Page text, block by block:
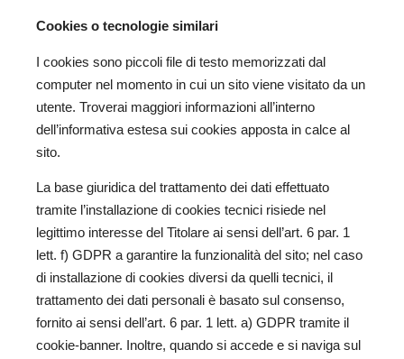
Cookies o tecnologie similari
I cookies sono piccoli file di testo memorizzati dal
computer nel momento in cui un sito viene visitato da un
utente. Troverai maggiori informazioni all’interno
dell’informativa estesa sui cookies apposta in calce al
sito.
La base giuridica del trattamento dei dati effettuato
tramite l’installazione di cookies tecnici risiede nel
legittimo interesse del Titolare ai sensi dell’art. 6 par. 1
lett. f) GDPR a garantire la funzionalità del sito; nel caso
di installazione di cookies diversi da quelli tecnici, il
trattamento dei dati personali è basato sul consenso,
fornito ai sensi dell’art. 6 par. 1 lett. a) GDPR tramite il
cookie-banner. Inoltre, quando si accede e si naviga sul